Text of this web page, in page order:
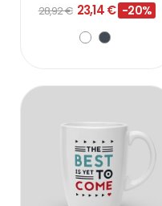
28,92 € 23,14 € -20%